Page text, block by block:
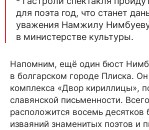
для поэта год, что станет
уважения Намжилу
в министерстве культуры.
Напомним, ещё один бюст
в болгарском городе Плиска.
комплекса «Двор кириллицы»,
славянской письменности.
расположится восемь десятков
изваяний знаменитых поэтов и